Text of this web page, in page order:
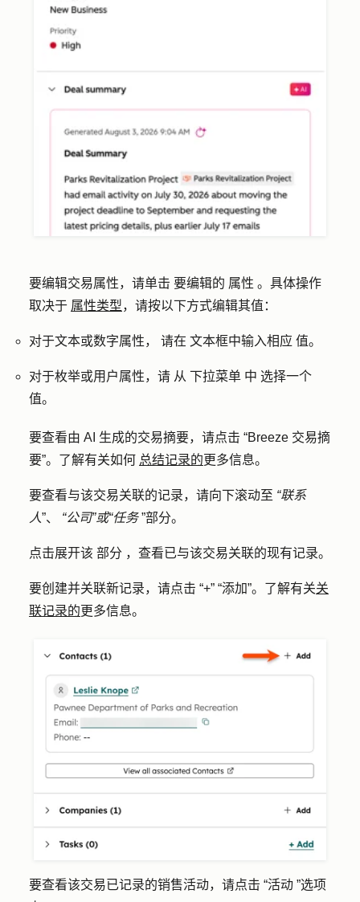
要编辑交易属性，请单击 要编辑的 属性 。具体操作
取决于 属性类型，请按以下方式编辑其值：
对于文本或数字属性， 请在 文本框中输入相应 值。
对于枚举或用户属性，请 从 下拉菜单 中 选择一个
值。
要查看由 AI 生成的交易摘要，请点击 “Breeze 交易摘
要”。了解有关如何 总结记录的更多信息。
要查看与该交易关联的记录，请向下滚动至 “联系
人”、 “公司”或“任务”部分。
点击展开该 部分 ，查看已与该交易关联的现有记录。
要创建并关联新记录，请点击 “+” “添加”。了解有关关
联记录的更多信息。
要查看该交易已记录的销售活动，请点击 “活动 ”选项